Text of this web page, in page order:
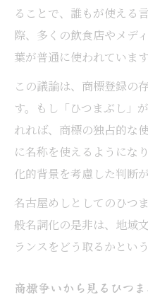
ることで、誰もが使える
際、多くの飲食店やメデ
葉が普通に使われています
この議論は、商標登録の
す。もし「ひつまぶし」
れれば、商標の独占的な
に名称を使えるようにな
化的背景を考慮した判断
名古屋めしとしてのひつ
般名詞化の是非は、地域
ランスをどう取るかとい
商標争いから見るひつ